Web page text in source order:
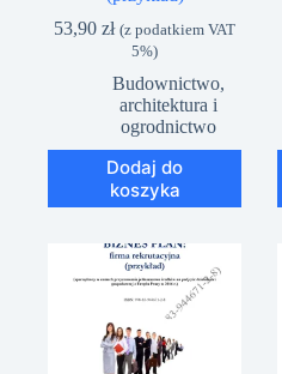
53,90zł (z podatkiem VAT
5%)
Budownictwo,
architektura i
ogrodnictwo
Dodaj do
koszyka